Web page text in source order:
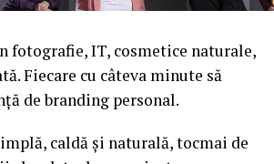
fotografie, IT, cosmetice naturale,
Fiecare cu câteva minute să
de branding personal.
caldă și naturală, tocmai de